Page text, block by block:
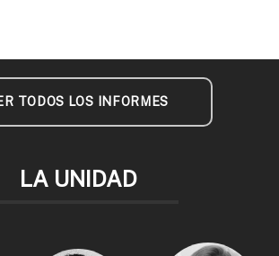
TODOS LOS INFORMES
LA UNIDAD